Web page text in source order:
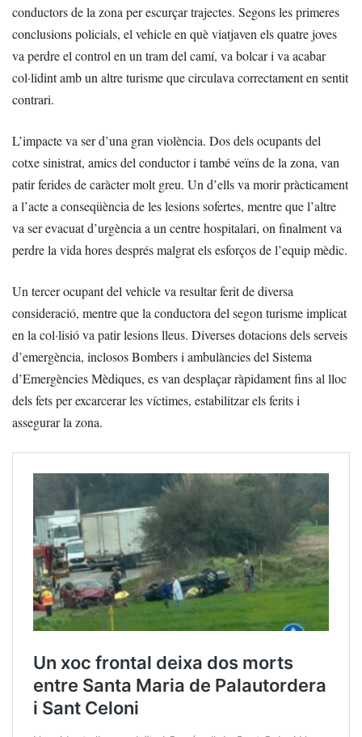
conductors de la zona per escurçar trajectes. Segons les primeres
conclusions policials, el vehicle en què viatjaven els quatre joves
va perdre el control en un tram del camí, va bolcar i va acabar
col·lidint amb un altre turisme que circulava correctament en sentit
contrari.
L’impacte va ser d’una gran violència. Dos dels ocupants del
cotxe sinistrat, amics del conductor i també veïns de la zona, van
patir ferides de caràcter molt greu. Un d’ells va morir pràcticament
a l’acte a conseqüència de les lesions sofertes, mentre que l’altre
va ser evacuat d’urgència a un centre hospitalari, on finalment va
perdre la vida hores després malgrat els esforços de l’equip mèdic.
Un tercer ocupant del vehicle va resultar ferit de diversa
consideració, mentre que la conductora del segon turisme implicat
en la col·lisió va patir lesions lleus. Diverses dotacions dels serveis
d’emergència, inclosos Bombers i ambulàncies del Sistema
d’Emergències Mèdiques, es van desplaçar ràpidament fins al lloc
dels fets per excarcerar les víctimes, estabilitzar els ferits i
assegurar la zona.